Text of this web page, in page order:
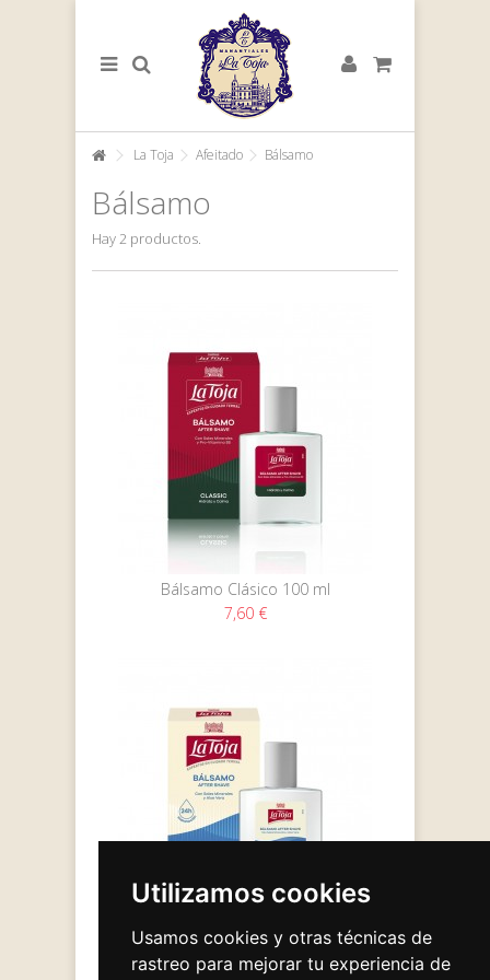
Utilizamos cookies
Usamos cookies y otras técnicas de
rastreo para mejorar tu experiencia de
La Toja Afeitado Bálsamo
Bálsamo
Hay 2 productos.
Bálsamo Clásico 100 ml
7,60 €
Bálsamo Sensible 100 ml
7,60 €